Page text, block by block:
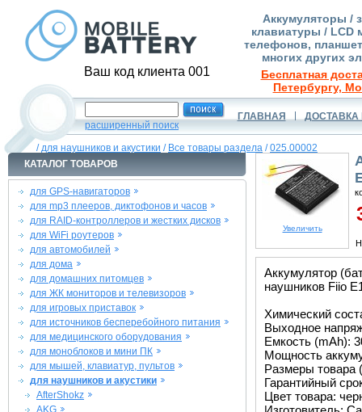
Ваш код клиента 001
Аккумуляторы /
клавиатуры / LCD
телефонов,
многих других
Бесплатная
Петербургу,
расширенный поиск
ГЛАВНАЯ ДОСТАВКА
/для наушников и акустики / Все товары раздела /025.00002
КАТАЛОГ ТОВАРОВ
для GPS-навигаторов
для mp3 плееров, диктофонов и часов
для RAID-контроллеров и жестких дисков
для WiFi роутеров
для автомобилей
для дома
для домашних питомцев
для ЖК мониторов и телевизоров
для игровых приставок
для источников бесперебойного питания
для медицинского оборудования
для моноблоков и мини ПК
для мышей, клавиатур, пультов
для наушников и акустики
AfterShokz
AKG
Увеличить
Аккумулятор
наушников Fiio
Химический
Выходное
Емкость (mAh):
Мощность
Размеры товара
Гарантийный
Цвет товара: